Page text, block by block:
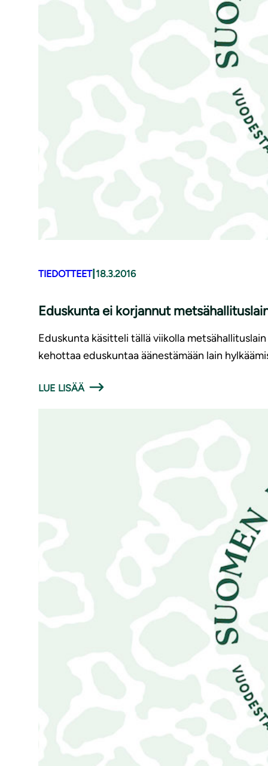
TIEDOTTEET| 18.3.2016
Eduskunta ei korjannut
Eduskunta käsitteli tällä viikolla
kehottaa eduskuntaa äänestämään lain
LUE LISÄÄ